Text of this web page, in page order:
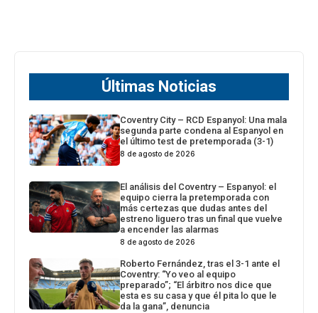
Últimas Noticias
Coventry City – RCD Espanyol: Una mala
segunda parte condena al Espanyol en
el último test de pretemporada (3-1)
8 de agosto de 2026
El análisis del Coventry – Espanyol: el
equipo cierra la pretemporada con
más certezas que dudas antes del
estreno liguero tras un final que vuelve
a encender las alarmas
8 de agosto de 2026
Roberto Fernández, tras el 3-1 ante el
Coventry: “Yo veo al equipo
preparado”; “El árbitro nos dice que
esta es su casa y que él pita lo que le
da la gana”, denuncia